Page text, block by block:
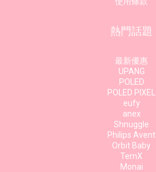
熱門話題
最新優惠
UPANG
POLED
POLED PIXEL
eufy
anex
Shnuggle
Philips Avent
Orbit Baby
TernX
Monai